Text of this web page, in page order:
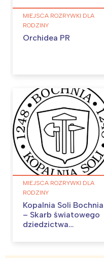
MIEJSCA ROZRYWKI DLA
RODZINY
Orchidea PR
MIEJSCA ROZRYWKI DLA
RODZINY
Kopalnia Soli Bochnia
– Skarb światowego
dziedzictwa